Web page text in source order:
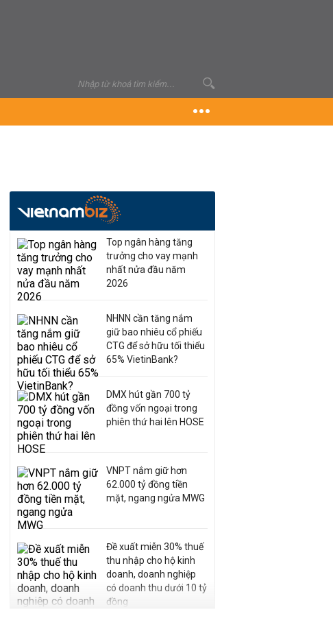
Top ngân hàng tăng
trưởng cho vay mạnh
nhất nửa đầu năm
2026
NHNN cần tăng nắm
giữ bao nhiêu cổ phiếu
CTG để sở hữu tối thiểu
65% VietinBank?
DMX hút gần 700 tỷ
đồng vốn ngoại trong
phiên thứ hai lên HOSE
VNPT nắm giữ hơn
62.000 tỷ đồng tiền
mặt, ngang ngửa MWG
Đề xuất miễn 30% thuế
thu nhập cho hộ kinh
doanh, doanh nghiệp
có doanh thu dưới 10 tỷ
đồng